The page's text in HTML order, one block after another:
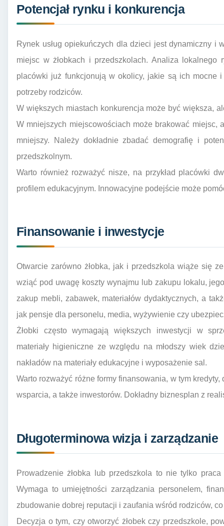
Potencjał rynku i konkurencja
Rynek usług opiekuńczych dla dzieci jest dynamiczny i
miejsc w żłobkach i przedszkolach. Analiza lokalnego
placówki już funkcjonują w okolicy, jakie są ich mocne
potrzeby rodziców.
W większych miastach konkurencja może być większa,
W mniejszych miejscowościach może brakować miejsc,
mniejszy. Należy dokładnie zbadać demografię i
przedszkolnym.
Warto również rozważyć nisze, na przykład placówki
profilem edukacyjnym. Innowacyjne podejście może
Finansowanie i inwestycje
Otwarcie zarówno żłobka, jak i przedszkola wiąże się
wziąć pod uwagę koszty wynajmu lub zakupu lokalu,
zakup mebli, zabawek, materiałów dydaktycznych, a
jak pensje dla personelu, media, wyżywienie czy
Żłobki często wymagają większych inwestycji w
materiały higieniczne ze względu na młodszy wiek
nakładów na materiały edukacyjne i wyposażenie sal.
Warto rozważyć różne formy finansowania, w tym
wsparcia, a także inwestorów. Dokładny biznesplan z
Długoterminowa wizja i zarządzanie
Prowadzenie żłobka lub przedszkola to nie tylko
Wymaga to umiejętności zarządzania personelem,
zbudowanie dobrej reputacji i zaufania wśród rodziców,
Decyzja o tym, czy otworzyć żłobek czy przedszkole,